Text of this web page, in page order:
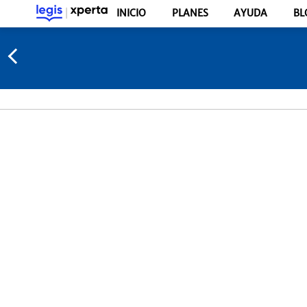
INICIO PLANES AYUDA